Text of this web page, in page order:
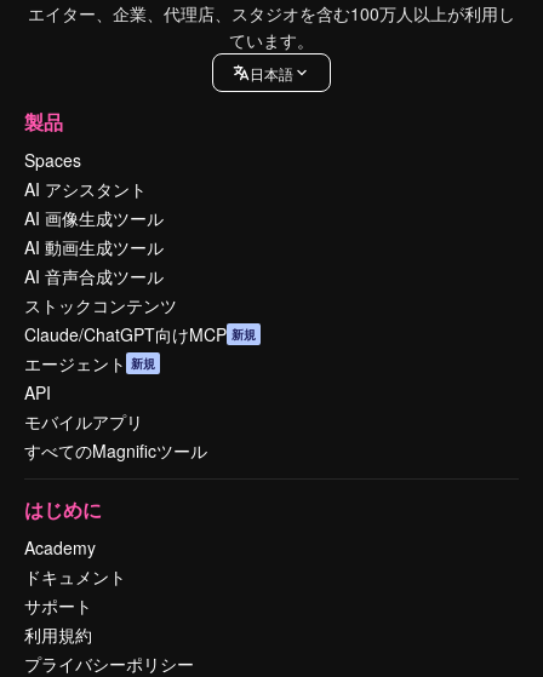
エイター、企業、代理店、スタジオを含む100万人以上が利用し
ています。
日本語
製品
Spaces
AI アシスタント
AI 画像生成ツール
AI 動画生成ツール
AI 音声合成ツール
ストックコンテンツ
Claude/ChatGPT向けMCP 新規
エージェント 新規
API
モバイルアプリ
すべてのMagnificツール
はじめに
Academy
ドキュメント
サポート
利用規約
プライバシーポリシー